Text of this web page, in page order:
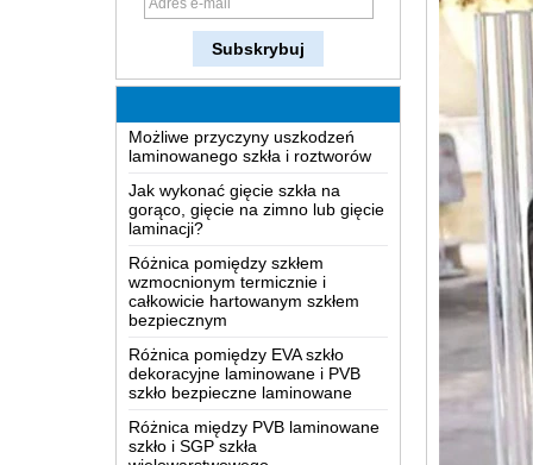
Najbardziej kompleksowa
znajomość LOW-E szkła
Możliwe przyczyny uszkodzeń
Jak wykonać gięcie szkła na
gorąco, gięcie na zimno lub gięcie
Różnica pomiędzy szkłem
wzmocnionym termicznie i
bezpiecznym
Różnica pomiędzy EVA szkło
dekoracyjne laminowane i PVB
Różnica między PVB laminowane
szkło i SGP szkła
Co jest okablowane?